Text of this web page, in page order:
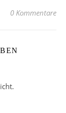
0 Kommentare